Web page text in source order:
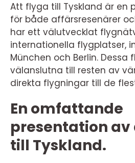
Att flyga till Tyskland är en
för både affärsresenärer
har ett välutvecklat
internationella flygplatser,
München och Berlin. Dessa
välanslutna till resten av
direkta flygningar till de
En omfattande
presentation
till Tyskland.